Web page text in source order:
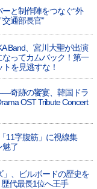
と制作陣をつなぐ“外
通部長官”
Band、宮川大聖が出演
ってカムバック！第一
を見逃すな！
奇跡の饗宴、韓国ドラ
OST Tribute Concert
11字腹筋」に視線集
了
」、ビルボードの歴史を
代最長1位へ王手